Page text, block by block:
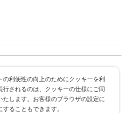
の利便性の向上のためにクッキーを利
行されるのは、クッキーの仕様にご同
します。お客様のブラウザの設定に
ることもできます。